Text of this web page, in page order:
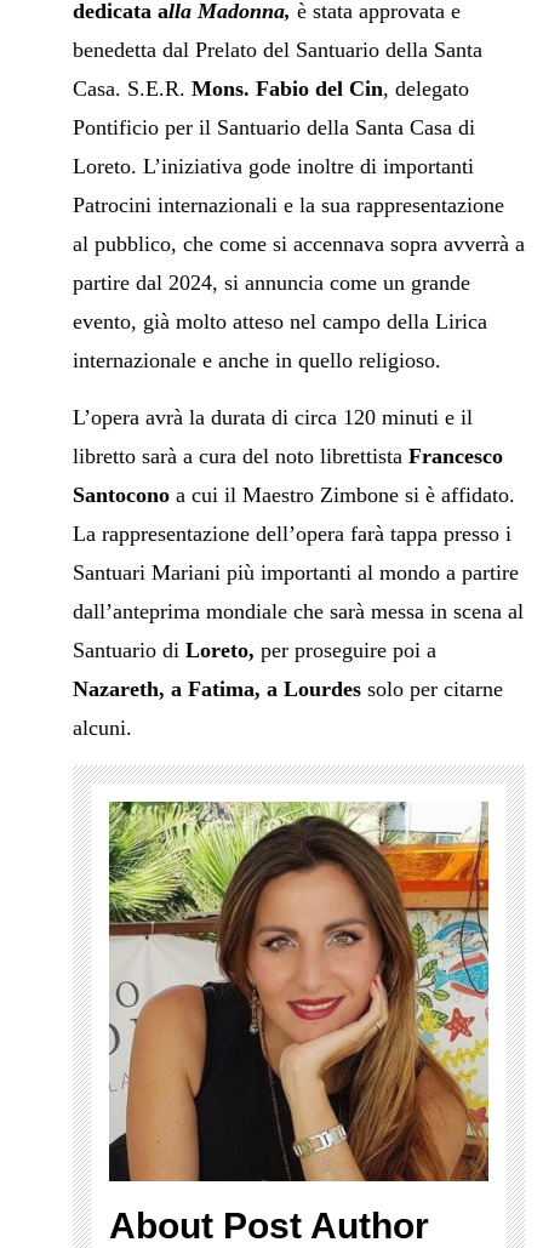
dedicata alla Madonna, è stata approvata e
benedetta dal Prelato del Santuario della Santa
Casa. S.E.R. Mons. Fabio del Cin, delegato
Pontificio per il Santuario della Santa Casa di
Loreto. L’iniziativa gode inoltre di importanti
Patrocini internazionali e la sua rappresentazione
al pubblico, che come si accennava sopra avverrà a
partire dal 2024, si annuncia come un grande
evento, già molto atteso nel campo della Lirica
internazionale e anche in quello religioso.
L’opera avrà la durata di circa 120 minuti e il
libretto sarà a cura del noto librettista Francesco
Santoconoa cui il Maestro Zimbone si è affidato.
La rappresentazione dell’opera farà tappa presso i
Santuari Mariani più importanti al mondo a partire
dall’anteprima mondiale che sarà messa in scena al
Santuario di Loreto, per proseguire poi a
Nazareth, a Fatima, a Lourdessolo per citarne
alcuni.
About Post Author